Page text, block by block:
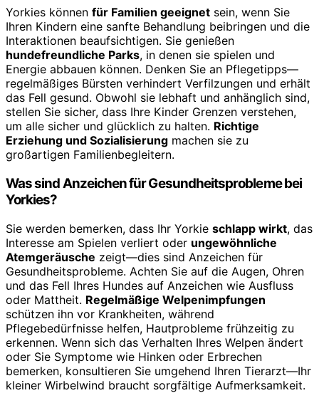
Yorkies können für Familien geeignet sein, wenn Sie
Ihren Kindern eine sanfte Behandlung beibringen und die
Interaktionen beaufsichtigen. Sie genießen
hundefreundliche Parks, in denen sie spielen und
Energie abbauen können. Denken Sie an Pflegetipps—
regelmäßiges Bürsten verhindert Verfilzungen und erhält
das Fell gesund. Obwohl sie lebhaft und anhänglich sind,
stellen Sie sicher, dass Ihre Kinder Grenzen verstehen,
um alle sicher und glücklich zu halten. Richtige
Erziehung und Sozialisierung machen sie zu
großartigen Familienbegleitern.
Was sind Anzeichen für Gesundheitsprobleme bei
Yorkies?
Sie werden bemerken, dass Ihr Yorkie schlapp wirkt, das
Interesse am Spielen verliert oder ungewöhnliche
Atemgeräusche zeigt—dies sind Anzeichen für
Gesundheitsprobleme. Achten Sie auf die Augen, Ohren
und das Fell Ihres Hundes auf Anzeichen wie Ausfluss
oder Mattheit. Regelmäßige Welpenimpfungen
schützen ihn vor Krankheiten, während
Pflegebedürfnisse helfen, Hautprobleme frühzeitig zu
erkennen. Wenn sich das Verhalten Ihres Welpen ändert
oder Sie Symptome wie Hinken oder Erbrechen
bemerken, konsultieren Sie umgehend Ihren Tierarzt—Ihr
kleiner Wirbelwind braucht sorgfältige Aufmerksamkeit.